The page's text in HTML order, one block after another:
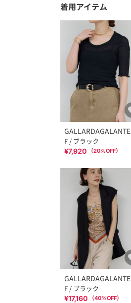
着用アイテム
GALLARDAGALANTE
F / ブラック
¥7,920 （20%OFF）
GALLARDAGALANTE
F / ブラック
¥17,160 （40%OFF）